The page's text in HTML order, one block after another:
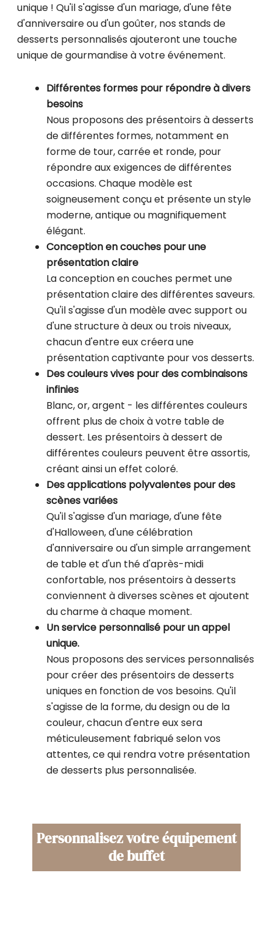
unique ! Qu'il s'agisse d'un mariage, d'une fête
d'anniversaire ou d'un goûter, nos stands de
desserts personnalisés ajouteront une touche
unique de gourmandise à votre événement.
Différentes formes pour répondre à divers
besoins
Nous proposons des présentoirs à desserts
de différentes formes, notamment en
forme de tour, carrée et ronde, pour
répondre aux exigences de différentes
occasions. Chaque modèle est
soigneusement conçu et présente un style
moderne, antique ou magnifiquement
élégant.
Conception en couches pour une
présentation claire
La conception en couches permet une
présentation claire des différentes saveurs.
Qu'il s'agisse d'un modèle avec support ou
d'une structure à deux ou trois niveaux,
chacun d'entre eux créera une
présentation captivante pour vos desserts.
Des couleurs vives pour des combinaisons
infinies
Blanc, or, argent - les différentes couleurs
offrent plus de choix à votre table de
dessert. Les présentoirs à dessert de
différentes couleurs peuvent être assortis,
créant ainsi un effet coloré.
Des applications polyvalentes pour des
scènes variées
Qu'il s'agisse d'un mariage, d'une fête
d'Halloween, d'une célébration
d'anniversaire ou d'un simple arrangement
de table et d'un thé d'après-midi
confortable, nos présentoirs à desserts
conviennent à diverses scènes et ajoutent
du charme à chaque moment.
Un service personnalisé pour un appel
unique.
Nous proposons des services personnalisés
pour créer des présentoirs de desserts
uniques en fonction de vos besoins. Qu'il
s'agisse de la forme, du design ou de la
couleur, chacun d'entre eux sera
méticuleusement fabriqué selon vos
attentes, ce qui rendra votre présentation
de desserts plus personnalisée.
Personnalisez votre équipement
de buffet